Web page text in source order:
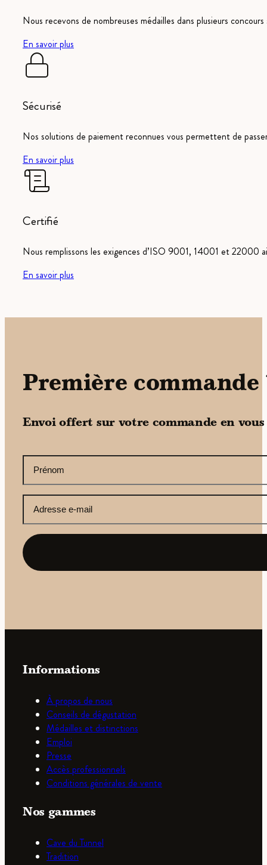
Nous recevons de nombreuses médailles dans plusieurs
En savoir plus
Sécurisé
Nos solutions de paiement reconnues vous permettent de
En savoir plus
Certifié
Nous remplissons les exigences d’ISO 9001, 14001 et 22000
En savoir plus
Première commande
Envoi offert sur votre commande en
CAPTCHA
prénom
adresse
e-
mail
(Nécessaire)
Informations
À propos de nous
Conseils de dégustation
Médailles et distinctions
Emploi
Presse
Accès professionnels
Conditions générales de vente
Nos gammes
Cave du Tunnel
Tradition